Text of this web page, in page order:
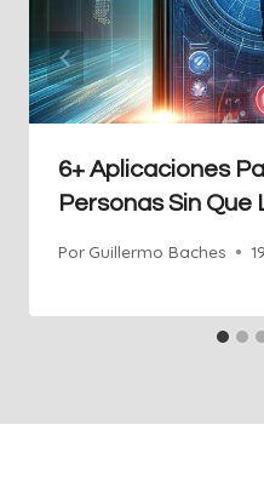
6+ Aplicaciones
Personas Sin Que
Por Guillermo Baches